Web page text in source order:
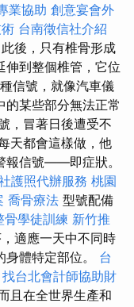
業協助 創意宴會外
台南徵信社介紹
此後，只有椎骨形成
伸到整個椎管，它位
信號，就像汽車儀
的某些部分無法正常
，冒著日後遭受不
天都會這樣做，他
報信號——即症狀。
護照代辦服務 桃園
喬骨療法 型號配備
骨學徒訓練 新竹推
適應一天中不同時
體特定部位。 台
找台北會計師協助財
且在全世界生產和